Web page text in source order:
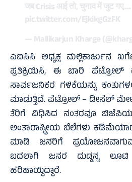
जब Crisis आई तो, चुनाव में जुट गए,…
pic.twitter.com/EjkikgGzFK
— Mallikarjun Kharge
ಎಐಸಿಸಿ ಅಧ್ಯಕ್ಷ ಮಲ್ಲಿಕಾರ್ಜುನ
ಪ್ರತಿಕ್ರಿಯಿಸಿ, ಈ ಬಾರಿ ಪೆಟ್ರೋಲ್
ಸಾರ್ವಜನಿಕರ ಗಳಿಕೆಯನ್ನು
ಮಾಡುತ್ತಿದೆ. ಪೆಟ್ರೋಲ್ – ಡೀಸೆಲ್
ತೆರಿಗೆ ವಿಧಿಸಿದ ನಂತರವೂ
ಅಂತಾರಾಷ್ಟ್ರೀಯ ಬೆಲೆಗಳು
ಮಾಡಿ ಜನರಿಗೆ
ಬದಲಾಗಿ ಜನರ ದುಡ್ಡನ್ನ ಲೂಟಿ
ಹರಿಹಾಯ್ದಿದ್ದಾರೆ.